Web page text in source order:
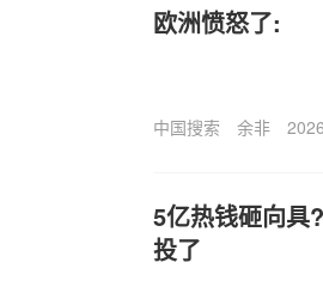
欧洲愤怒了:
中国搜索 余非
5亿热钱砸向具
投了